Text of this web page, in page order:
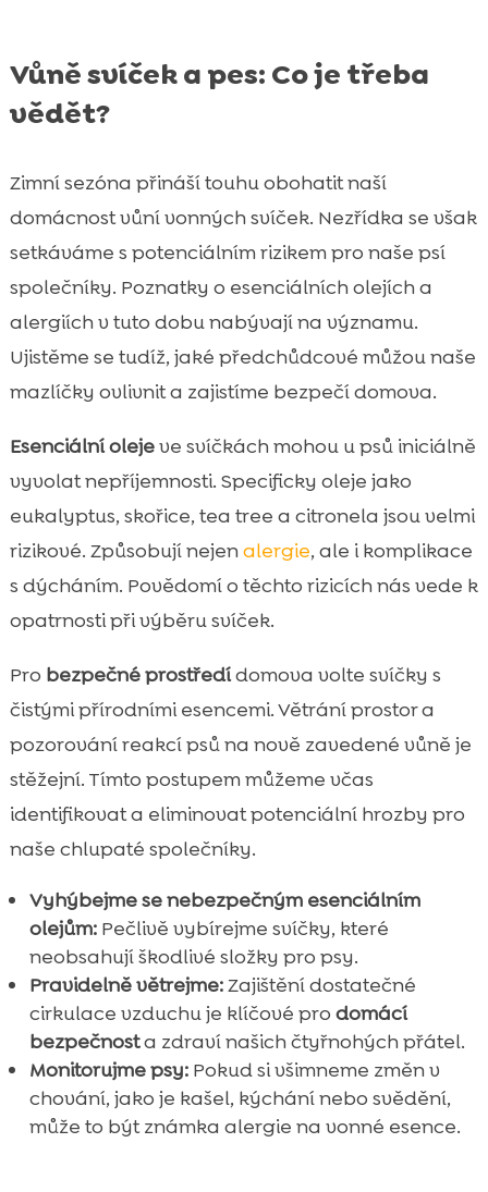
Vůně svíček a pes: Co je třeba
vědět?
Zimní sezóna přináší touhu obohatit naší
domácnost vůní vonných svíček. Nezřídka se však
setkáváme s potenciálním rizikem pro naše psí
společníky. Poznatky o esenciálních olejích a
alergiích v tuto dobu nabývají na významu.
Ujistěme se tudíž, jaké předchůdcové můžou naše
mazlíčky ovlivnit a zajistíme bezpečí domova.
Esenciální olejeve svíčkách mohou u psů iniciálně
vyvolat nepříjemnosti. Specificky oleje jako
eukalyptus, skořice, tea tree a citronela jsou velmi
rizikové. Způsobují nejenalergie, ale i komplikace
s dýcháním. Povědomí o těchto rizicích nás vede k
opatrnosti při výběru svíček.
Pro bezpečné prostředídomova volte svíčky s
čistými přírodními esencemi. Větrání prostor a
pozorování reakcí psů na nově zavedené vůně je
stěžejní. Tímto postupem můžeme včas
identifikovat a eliminovat potenciální hrozby pro
naše chlupaté společníky.
Vyhýbejme se nebezpečným esenciálním
olejům:Pečlivě vybírejme svíčky, které
neobsahují škodlivé složky pro psy.
Pravidelně větrejme:Zajištění dostatečné
cirkulace vzduchu je klíčové pro domácí
bezpečnosta zdraví našich čtyřnohých přátel.
Monitorujme psy:Pokud si všimneme změn v
chování, jako je kašel, kýchání nebo svědění,
může to být známka alergie na vonné esence.